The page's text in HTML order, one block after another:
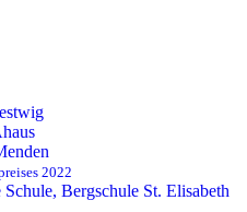
2022
Bergschule St. Elisabeth